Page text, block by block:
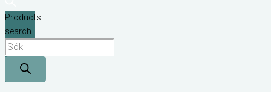
Products
search